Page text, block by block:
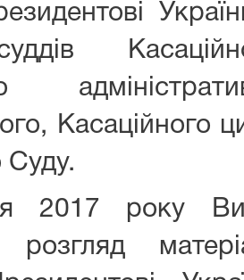
Касаційного
Суду.
2017 року
розгляд